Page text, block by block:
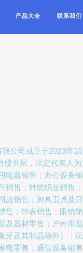
产品大全 联系我们
限公司成立于2023年
楼五层，法定代表人
电器销售；办公设备
销售；针纺织品销售
品销售；厨具卫具及
售；钟表销售；眼镜
及器材零售；户外用
牙及其制品除外）；
电零售；通信设备销